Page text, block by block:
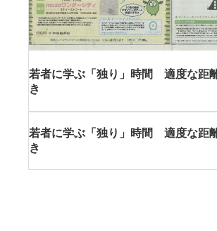
若者に学ぶ「独り」時間 適度な距
き
若者に学ぶ「独り」時間 適度な距
き